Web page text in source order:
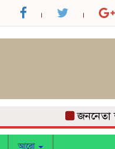
জননেতা
আরো